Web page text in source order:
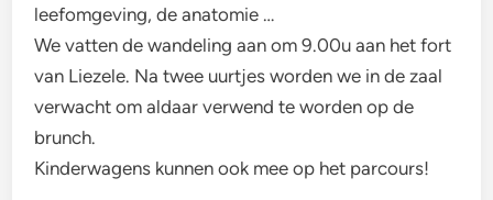
leefomgeving, de anatomie …
We vatten de wandeling aan om 9.00u aan het fort
van Liezele. Na twee uurtjes worden we in de zaal
verwacht om aldaar verwend te worden op de
brunch.
Kinderwagens kunnen ook mee op het parcours!